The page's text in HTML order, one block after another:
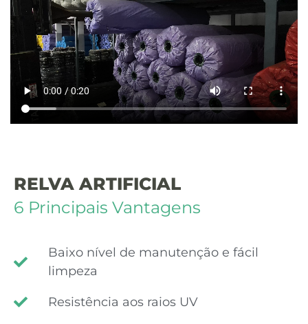
RELVA ARTIFICIAL
6 Principais Vantagens
Baixo nível de manutenção e fácil
limpeza
Resistência aos raios UV